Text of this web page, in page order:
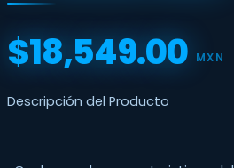
$18,549.00 MXN
Descripción del Producto